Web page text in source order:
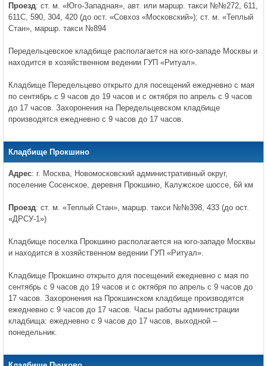
Проезд: ст. м. «Юго-Западная», авт. или маршр. такси №№272, 611,
611С, 590, 304, 420 (до ост. «Совхоз «Московский»); ст. м. «Теплый
Стан», маршр. такси №894
Передельцевское кладбище располагается на юго-западе Москвы и
находится в хозяйственном ведении ГУП «Ритуал».
Кладбище Передельцево открыто для посещений ежедневно с мая
по сентябрь с 9 часов до 19 часов и с октября по апрель с 9 часов
до 17 часов. Захоронения на Передельцевском кладбище
производятся ежедневно с 9 часов до 17 часов.
Кладбище Прокшино
Адрес: г. Москва, Новомосковский административный округ,
поселение Сосенское, деревня Прокшино, Калужское шоссе, 6й км
Проезд: ст. м. «Теплый Стан», маршр. такси №№398, 433 (до ост.
«ДРСУ-1»)
Кладбище поселка Прокшино располагается на юго-западе Москвы
и находится в хозяйственном ведении ГУП «Ритуал».
Кладбище Прокшино открыто для посещений ежедневно с мая по
сентябрь с 9 часов до 19 часов и с октября по апрель с 9 часов до
17 часов. Захоронения на Прокшинском кладбище производятся
ежедневно с 9 часов до 17 часов. Часы работы администрации
кладбища: ежедневно с 9 часов до 17 часов, выходной –
понедельник.